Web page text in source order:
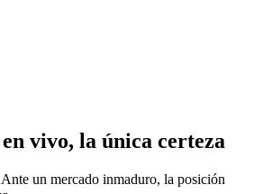
vivo, la única certeza
un mercado inmaduro, la posición